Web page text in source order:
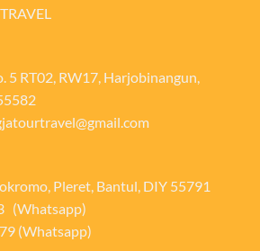
5 RT02, RW17, Harjobinangun,
Pleret, Bantul, DIY 55791
(Whatsapp)
(Whatsapp)